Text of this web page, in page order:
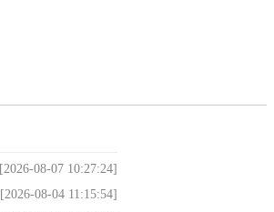
[2026-08-07 10:27:24]
[2026-08-04 11:15:54]